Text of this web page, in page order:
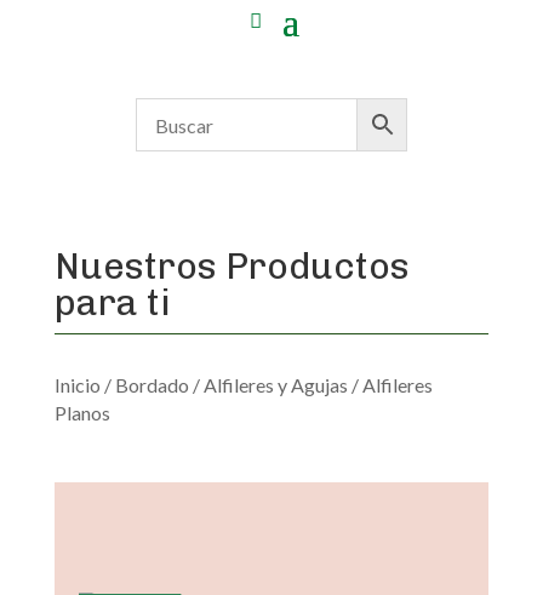
Nuestros Productos
para ti
Inicio / Bordado /Alfileres y Agujas / Alfileres
Planos